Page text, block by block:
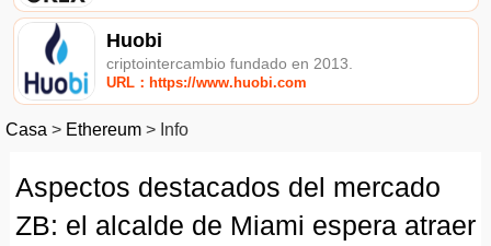
Huobi
criptointercambio fundado en 2013.
URL：https://www.huobi.com
Casa > Ethereum > Info
Aspectos destacados del mercado
ZB: el alcalde de Miami espera atraer